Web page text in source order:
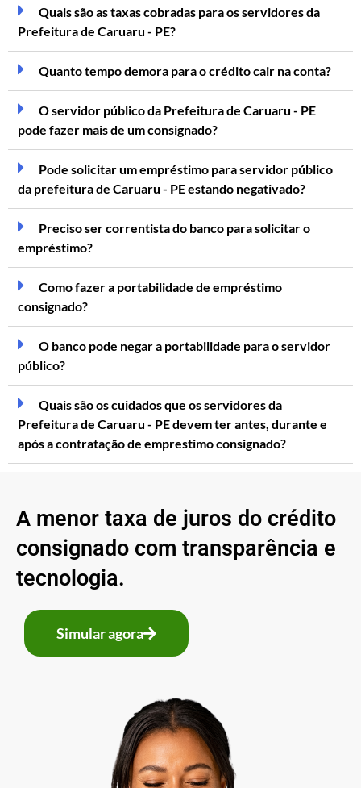
Quais são as taxas cobradas para os servidores da
Prefeitura de Caruaru - PE?
Quanto tempo demora para o crédito cair na conta?
O servidor público da Prefeitura de Caruaru - PE
pode fazer mais de um consignado?
Pode solicitar um empréstimo para servidor público
da prefeitura de Caruaru - PE estando negativado?
Preciso ser correntista do banco para solicitar o
empréstimo?
Como fazer a portabilidade de empréstimo
consignado?
O banco pode negar a portabilidade para o servidor
público?
Quais são os cuidados que os servidores da
Prefeitura de Caruaru - PE devem ter antes, durante e
após a contratação de emprestimo consignado?
A menor taxa de juros do crédito
consignado com transparência e
tecnologia.
Simular agora